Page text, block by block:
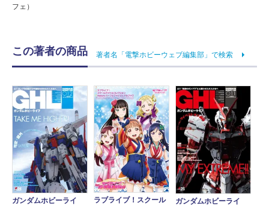
フェ）
この著者の商品 著者名「電撃ホビーウェブ編集部」で検索
ガンダムホビーライ
ラブライブ！スクール
ガンダムホビーライ